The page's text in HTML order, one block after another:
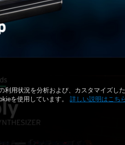
利用状況を分析および、カスタマイズし
を使用しています。 詳しい説明はこち